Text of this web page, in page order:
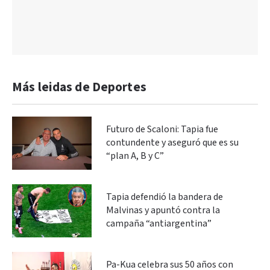
Más leidas de Deportes
Futuro de Scaloni: Tapia fue
contundente y aseguró que es su
“plan A, B y C”
Tapia defendió la bandera de
Malvinas y apuntó contra la
campaña “antiargentina”
Pa-Kua celebra sus 50 años con